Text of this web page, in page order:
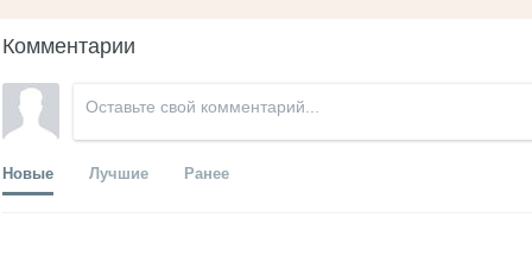
Комментарии
Новые Лучшие Ранее